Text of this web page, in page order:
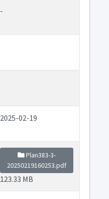
-
2025-02-19
Plan383-3-
20250219160253.pdf
123.33 MB